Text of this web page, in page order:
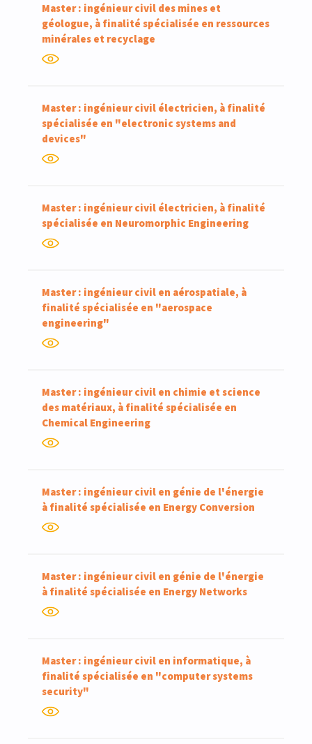
Master : ingénieur civil des mines et
géologue, à finalité spécialisée en ressources
minérales et recyclage
Master : ingénieur civil électricien, à finalité
spécialisée en "electronic systems and
devices"
Master : ingénieur civil électricien, à finalité
spécialisée en Neuromorphic Engineering
Master : ingénieur civil en aérospatiale, à
finalité spécialisée en "aerospace
engineering"
Master : ingénieur civil en chimie et science
des matériaux, à finalité spécialisée en
Chemical Engineering
Master : ingénieur civil en génie de l'énergie
à finalité spécialisée en Energy Conversion
Master : ingénieur civil en génie de l'énergie
à finalité spécialisée en Energy Networks
Master : ingénieur civil en informatique, à
finalité spécialisée en "computer systems
security"